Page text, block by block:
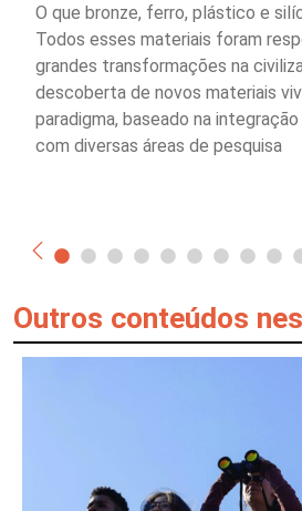
O que bronze, ferro, plástico e
Todos esses materiais foram
grandes transformações na
descoberta de novos materiais
paradigma, baseado na
com diversas áreas de pesquisa
Outros conteúdos